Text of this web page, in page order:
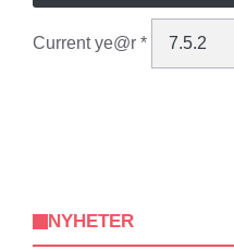
Current ye@r *
NYHETER